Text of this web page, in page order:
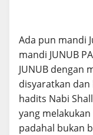
Ada pun mandi
mandi JUNUB
JUNUB dengan
disyaratkan dan
hadits Nabi
yang
padahal bukan